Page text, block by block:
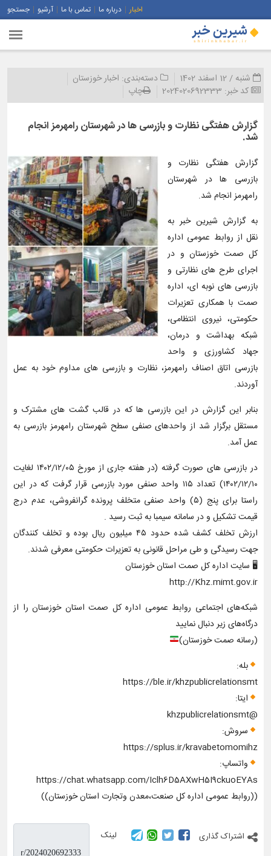
اخبار درباره ما تماس با ما آرشیو جستجو
شنبه / 12 اسفند 1402 دسته‌بندی: اخبار خوزستان
کد خبر: 2024020692333 چاپ
گزارش هفتگی نظارت و بازرسی ها در شهرستان رامهرمز انجام
شد.
گزارش هفتگی نظارت و
بازرسی ها در شهرستان
رامهرمز انجام شد.
به گزارش شیرین خبر به
نقل از روابط عمومی اداره
کل صمت خوزستان و در
اجرای طرح های نظارتی و
بازرسی های نوبه ای، اداره
صمت با همکاری تعزیرات
حکومتی، نیروی انتظامی،
شبکه بهداشت و درمان،
جهاد کشاورزی و واحد
بازرسی اتاق اصناف رامهرمز، نظارت و بازرسی های مداوم خود به عمل
آوردند.
بنابر این گزارش در این بازرسی ها که در قالب گشت های مشترک و
مستقل برگزار شد از واحد‌های صنفی سطح شهرستان رامهرمز بازرسی به
عمل آمد.
در بازرسی های صورت گرفته (در هفته جاری از مورخ ۱۴۰۲/۱۲/۰۵ لغایت
۱۴۰۲/۱۲/۱۰) تعداد ۱۱۵ واحد صنفی مورد بازرسی قرار گرفت که در این
راستا برای پنج (۵) واحد صنفی متخلف پرونده گرانفروشی، عدم درج
قیمت تشکیل و در سامانه سیمبا به ثبت رسید .
ارزش تخلف کشف شده حدود ۴۵ میلیون ریال بوده و تخلف کنندگان
جهت رسیدگی و طی مراحل قانونی به تعزیرات حکومتی معرفی شدند.
🖥 سایت اداره کل صمت استان خوزستان
http://Khz.mimt.gov.ir
شبكه‌های اجتماعی روابط عمومی اداره کل صمت استان خوزستان را از
درگاه‌های زير دنبال نماييد
(رسانه صمت خوزستان)
بله:
https://ble.ir/khzpublicrelationsmt
ایتا:
@khzpublicrelationsmt
سروش:
https://splus.ir/kravabetomomihz
واتساپ:
https://chat.whatsapp.com/Iclh6D5AXwH5I9ckuoEYAs
((روابط عمومی اداره کل صنعت،معدن وتجارت استان خوزستان))
اشتراک گذاری لینک